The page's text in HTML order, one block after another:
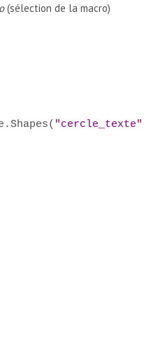
(sélection de la macro)
"cercle_texte"